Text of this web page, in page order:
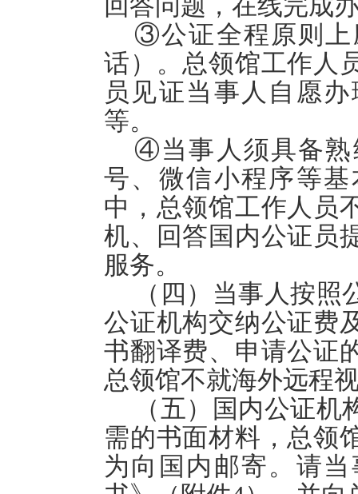
③公证全程原则上
话）。总领馆工作人
员见证当事人自愿
等。
④当事人须具备熟
号、微信小程序等
中，总领馆工作人员
机、回答国内公证员
服务。
（四）当事人按
公证机构交纳公证费
书翻译费、申请公证
总领馆不就海外远程
（五）国内公证
需的书面材料，总领
为向国内邮寄。请